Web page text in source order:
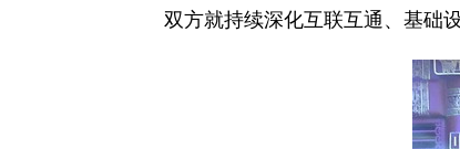
双方就持续深化互联互通、基础